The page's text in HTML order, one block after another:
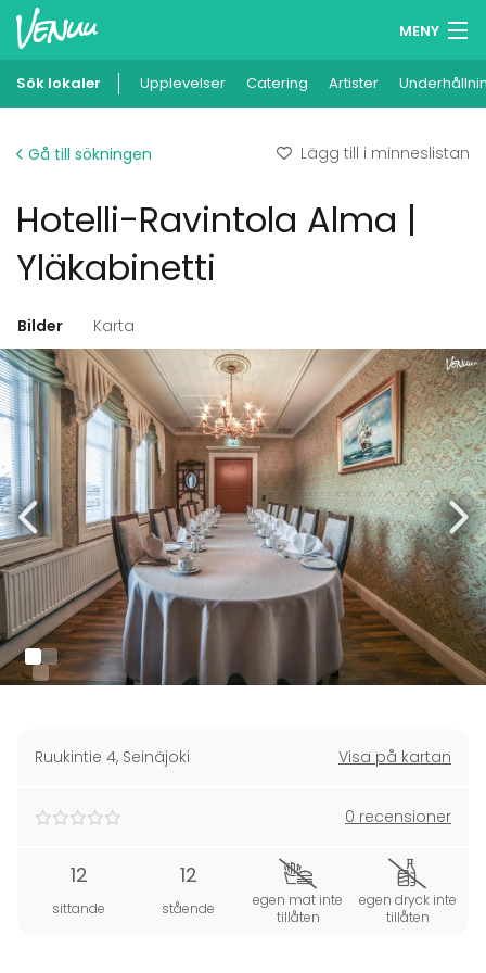
MENY
Minneslista
Lägg till din lokal
Sök lokaler Upplevelser Catering Artister
Gå till sökningen Lägg till i minneslistan
Hotelli-Ravintola Alma |
Yläkabinetti
Bilder Karta
Ruukintie 4, Seinäjoki Visa på kartan
0 recensioner
12
sittande
12
stående
egen mat inte
tillåten
egen dryck inte
tillåten